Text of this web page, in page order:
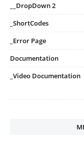
__DropDown 2
_ShortCodes
_Error Page
Documentation
_Video Documentation